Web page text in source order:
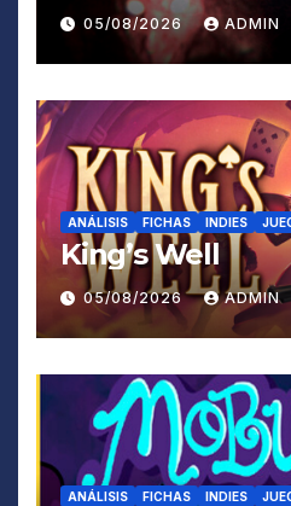
05/08/2026 ADMIN
ANÁLISIS FICHAS INDIES
King’s Well
05/08/2026 ADMIN
ANÁLISIS FICHAS INDIES